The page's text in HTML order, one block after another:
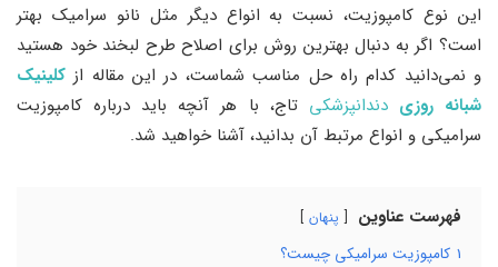
این نوع کامپوزیت، نسبت به انواع دیگر مثل نانو سرامیک بهتر
است؟ اگر به دنبال بهترین روش برای اصلاح طرح لبخند خود هستید
و نمی‌دانید کدام راه حل مناسب شماست، در این مقاله از کلینیک
شبانه روزی دندانپزشکی تاج، با هر آنچه باید درباره کامپوزیت
سرامیکی و انواع مرتبط آن بدانید، آشنا خواهید شد.
فهرست عناوین پنهان
1 کامپوزیت سرامیکی چیست؟